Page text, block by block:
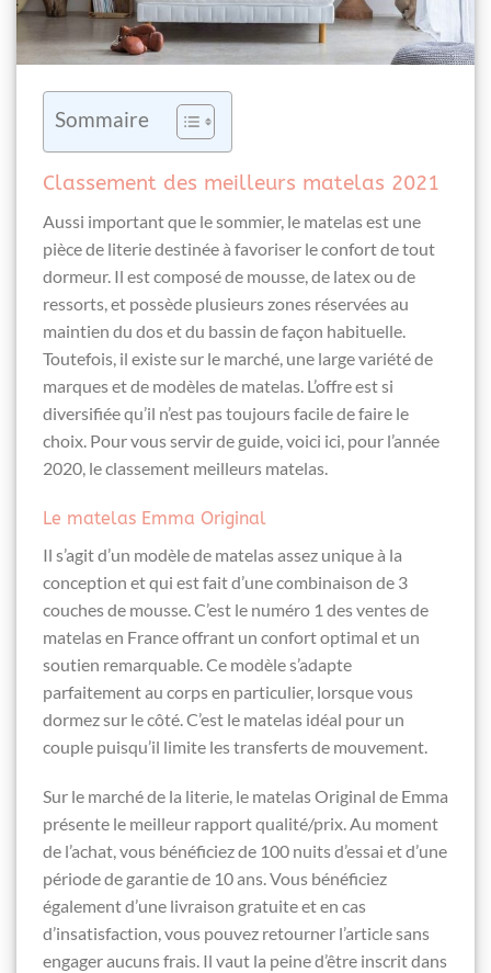
Sommaire
Classement des meilleurs matelas 2021
Aussi important que le sommier, le matelas est une
pièce de literie destinée à favoriser le confort de tout
dormeur. Il est composé de mousse, de latex ou de
ressorts, et possède plusieurs zones réservées au
maintien du dos et du bassin de façon habituelle.
Toutefois, il existe sur le marché, une large variété de
marques et de modèles de matelas. L’offre est si
diversifiée qu’il n’est pas toujours facile de faire le
choix. Pour vous servir de guide, voici ici, pour l’année
2020, le classement meilleurs matelas.
Le matelas Emma Original
Il s’agit d’un modèle de matelas assez unique à la
conception et qui est fait d’une combinaison de 3
couches de mousse. C’est le numéro 1 des ventes de
matelas en France offrant un confort optimal et un
soutien remarquable. Ce modèle s’adapte
parfaitement au corps en particulier, lorsque vous
dormez sur le côté. C’est le matelas idéal pour un
couple puisqu’il limite les transferts de mouvement.
Sur le marché de la literie, le matelas Original de Emma
présente le meilleur rapport qualité/prix. Au moment
de l’achat, vous bénéficiez de 100 nuits d’essai et d’une
période de garantie de 10 ans. Vous bénéficiez
également d’une livraison gratuite et en cas
d’insatisfaction, vous pouvez retourner l’article sans
engager aucuns frais. Il vaut la peine d’être inscrit dans